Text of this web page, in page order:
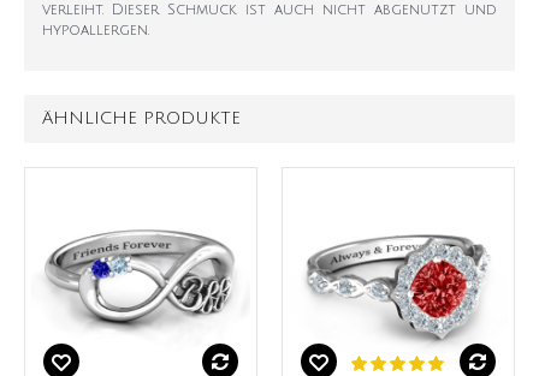
verleiht. Dieser Schmuck ist auch nicht abgenutzt und
hypoallergen.
ÄHNLICHE PRODUKTE